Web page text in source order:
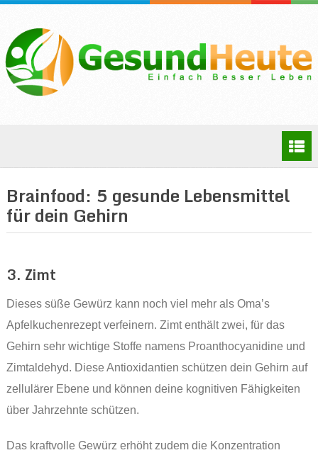
Brainfood: 5 gesunde Lebensmittel
für dein Gehirn
3. Zimt
Dieses süße Gewürz kann noch viel mehr als Oma’s
Apfelkuchenrezept verfeinern. Zimt enthält zwei, für das
Gehirn sehr wichtige Stoffe namens Proanthocyanidine und
Zimtaldehyd. Diese Antioxidantien schützen dein Gehirn auf
zellulärer Ebene und können deine kognitiven Fähigkeiten
über Jahrzehnte schützen.
Das kraftvolle Gewürz erhöht zudem die Konzentration